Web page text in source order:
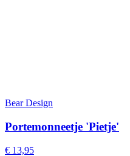
Bear Design
Portemonneetje 'Pietje'
€ 13,95